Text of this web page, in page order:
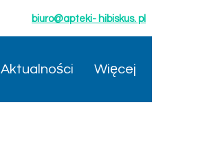
biuro@apteki- hibiskus. pl
Aktualności Więcej